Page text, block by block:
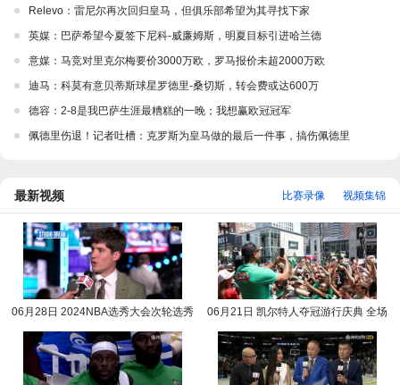
Relevo：雷尼尔再次回归皇马，但俱乐部希望为其寻找下家
英媒：巴萨希望今夏签下尼科-威廉姆斯，明夏目标引进哈兰德
意媒：马竞对里克尔梅要价3000万欧，罗马报价未超2000万欧
迪马：科莫有意贝蒂斯球星罗德里-桑切斯，转会费或达600万
德容：2-8是我巴萨生涯最糟糕的一晚；我想赢欧冠冠军
佩德里伤退！记者吐槽：克罗斯为皇马做的最后一件事，搞伤佩德里
最新视频 视频集锦
比赛录像
06月28日 2024NBA选秀大会次轮选秀
06月21日 凯尔特人夺冠游行庆典 全场